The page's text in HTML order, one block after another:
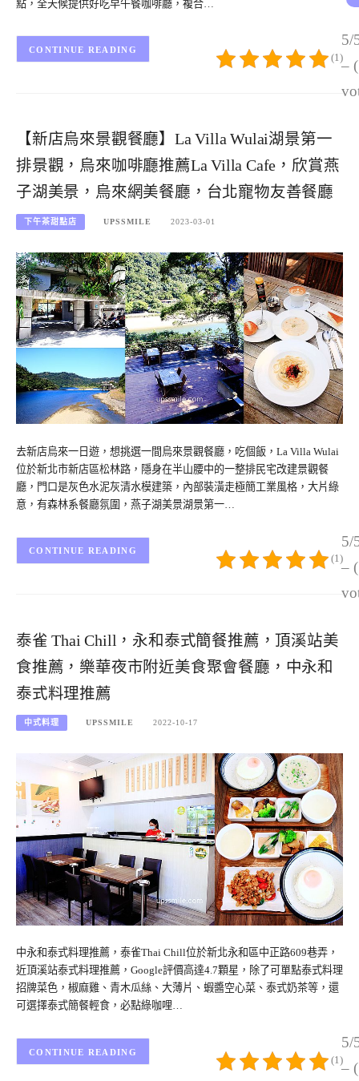
點，全天候提供好吃早午餐咖啡廳，複合…
5/
–
(1)
CONTINUE READING
【新店烏來景觀餐廳】La Villa Wulai湖景第一
排景觀，烏來咖啡廳推薦La Villa Cafe，欣賞燕
子湖美景，烏來網美餐廳，台北寵物友善餐廳
下午茶甜點店 UPSSMILE 2023-03-01
去新店烏來一日遊，想挑選一間烏來景觀餐廳，吃個飯，La Villa Wulai
位於新北市新店區松林路，隱身在半山腰中的一整排民宅改建景觀餐
廳，門口是灰色水泥灰清水模建築，內部裝潢走極簡工業風格，大片綠
意，有森林系餐廳氛圍，燕子湖美景湖景第一…
5/
–
(1)
CONTINUE READING
泰雀 Thai Chill，永和泰式簡餐推薦，頂溪站美
食推薦，樂華夜市附近美食聚會餐廳，中永和
泰式料理推薦
中式料理 UPSSMILE 2022-10-17
中永和泰式料理推薦，泰雀Thai Chill位於新北永和區中正路609巷弄，
近頂溪站泰式料理推薦，Google評價高達4.7顆星，除了可單點泰式料理
招牌菜色，椒麻雞、青木瓜絲、大薄片、蝦醬空心菜、泰式奶茶等，還
可選擇泰式簡餐輕食，必點綠咖哩…
5/
–
(1)
CONTINUE READING